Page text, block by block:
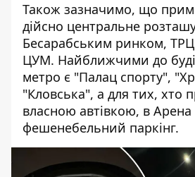
Також зазначимо, що
дійсно центральне
Бесарабським ринком,
ЦУМ. Найближчими до
метро є "Палац спорту",
"Кловська", а для тих, хто
власною автівкою, в Арена
фешенебельний паркінг.